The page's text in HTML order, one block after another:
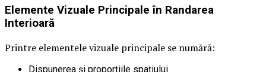
Elemente Vizuale Principale în Randarea
Interioară
Printre elementele vizuale principale se numără:
Dispunerea și proporțiile spațiului